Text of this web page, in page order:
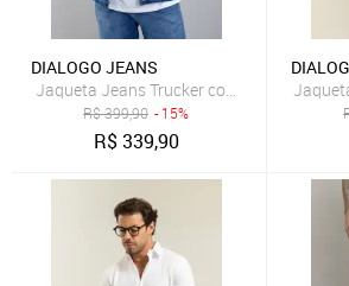
DIALOGO JEANS
Jaqueta Jeans Trucker com Forro em
R$399,90 - 15%
R$339,90